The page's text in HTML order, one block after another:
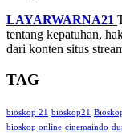
LAYARWARNA21
tentang kepatuhan,
dari konten situs
TAG
bioskop 21 bioskop21
bioskop online cinemaindo